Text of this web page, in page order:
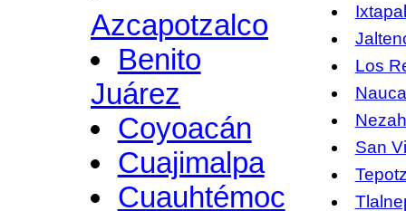
Azcapotzalco
Benito
Juárez
Coyoacán
Cuajimalpa
Cuauhtémoc
Los
San